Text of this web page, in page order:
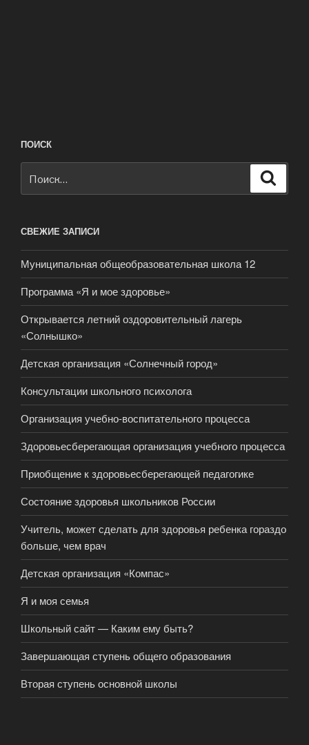
ПОИСК
СВЕЖИЕ ЗАПИСИ
Муниципальная общеобразовательная школа 12
Программа «Я и мое здоровье»
Открывается летний оздоровительный лагерь
«Солнышко»
Детская организация «Солнечный город»
Консультации школьного психолога
Организация учебно-воспитательного процесса
Здоровьесберегающая организация учебного процесса
Приобщение к здоровьесберегающей педагогике
Состояние здоровья школьников России
Учитель, может сделать для здоровья ребенка гораздо
больше, чем врач
Детская организация «Компас»
Я и моя семья
Школьный сайт — Каким ему быть?
Завершающая ступень общего образования
Вторая ступень основной школы